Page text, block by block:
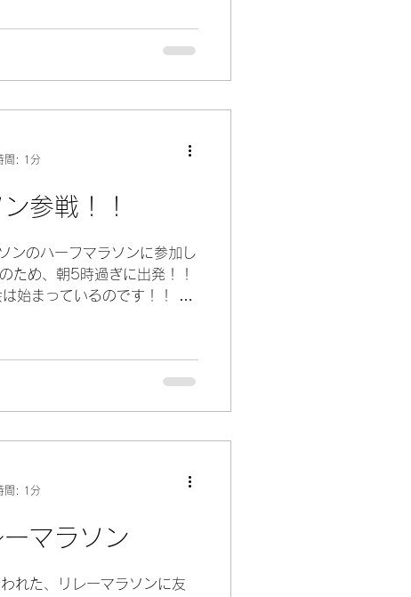
参戦！！
ンのハーフマラソンに参加し
ため、朝5時過ぎに出発！！
始まっているのです！！ ハ
間: 1分
マラソン
れた、リレーマラソンに友
間: 1分